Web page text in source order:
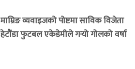
माम्रिङ व्यवाइजको पोष्टमा साविक विजेता
हेटौंडा फुटबल एकेडेमीले गर्‍यो गोलको वर्षा